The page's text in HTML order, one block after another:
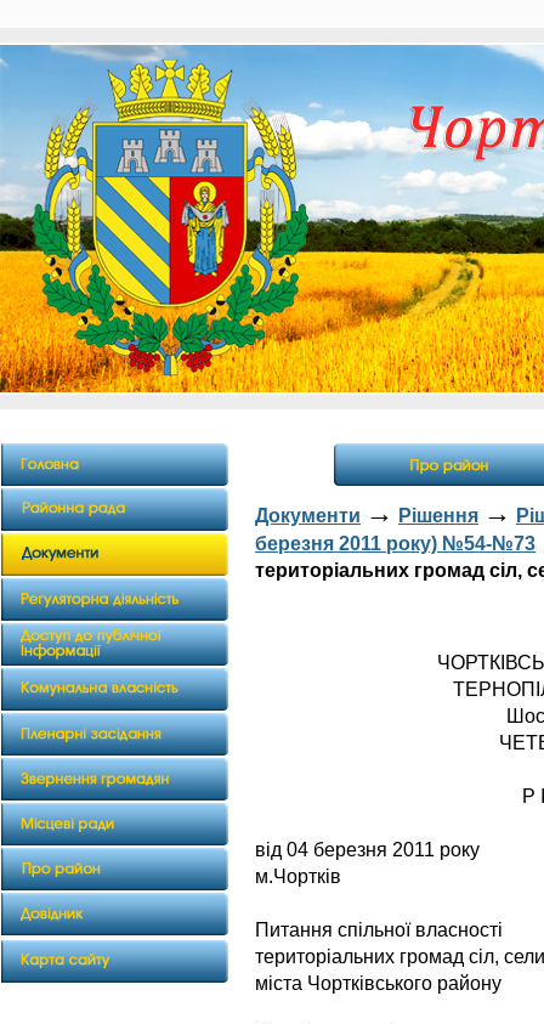
Документи → Рішення →
березня 2011 року) №54-№73
територіальних громад сіл,
Р
від 04
м.Чортків
Питання спільної власності
територіальних громад сіл,
міста Чортківського району